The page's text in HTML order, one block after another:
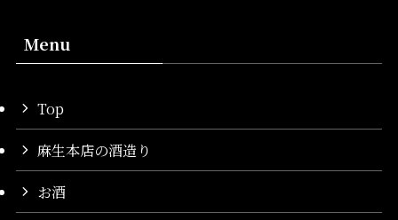
Menu
Top
麻生本店の酒造り
お酒